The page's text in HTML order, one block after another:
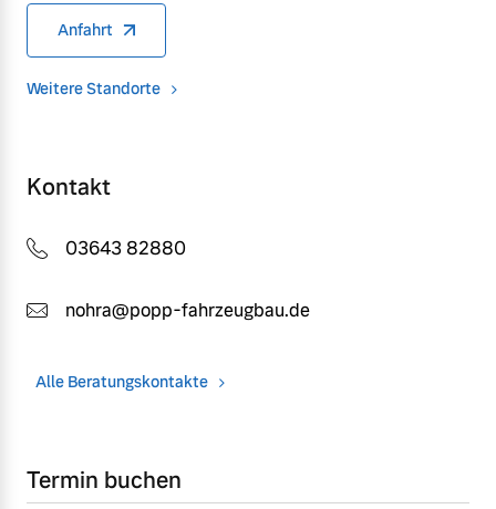
Anfahrt
Weitere Standorte
Kontakt
03643 82880
nohra@popp-fahrzeugbau.de
Alle Beratungskontakte
Termin buchen